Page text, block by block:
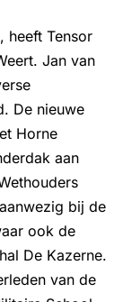
heeft Tensor
Jan van
De nieuwe
Horne
aan
bij de
ook de
De Kazerne.
van de